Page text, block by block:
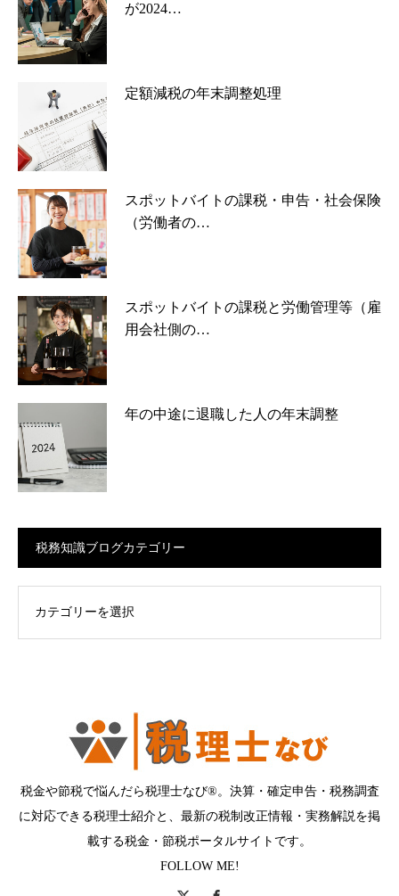
が2024…
定額減税の年末調整処理
スポットバイトの課税・申告・社会保険
（労働者の…
スポットバイトの課税と労働管理等（雇
用会社側の…
年の中途に退職した人の年末調整
税務知識ブログカテゴリー
税金や節税で悩んだら税理士なび®。決算・確定申告・税務調査
に対応できる税理士紹介と、最新の税制改正情報・実務解説を掲
載する税金・節税ポータルサイトです。
FOLLOW ME!